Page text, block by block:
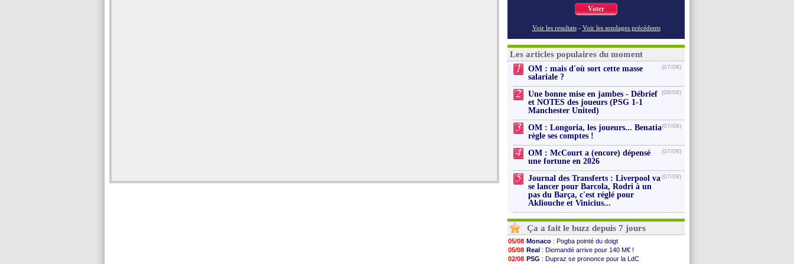
Voter
Voir les resultats - Voir les sondages précédents
Les articles populaires du moment
1
OM : mais d'où sort cette masse
salariale ?
(07/08)
2
Une bonne mise en jambes - Débrief
et NOTES des joueurs (PSG 1-1
Manchester United)
(08/08)
3
OM : Longoria, les joueurs... Benatia
règle ses comptes !
(07/08)
4
OM : McCourt a (encore) dépensé
une fortune en 2026
(07/08)
5
Journal des Transferts : Liverpool va
se lancer pour Barcola, Rodri à un
pas du Barça, c'est réglé pour
Akliouche et Vinicius...
(07/08)
Ça a fait le buzz depuis 7 jours
05/08 Monaco : Pogba pointé du doigt
05/08 Real : Diomandé arrive pour 140 M€ !
02/08 PSG : Dupraz se prononce pour la LdC